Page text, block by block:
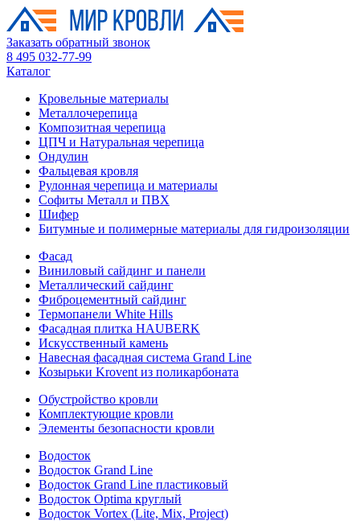
Заказать обратный звонок
8 495 032-77-99
Каталог
Кровельные материалы
Металлочерепица
Композитная черепица
ЦПЧ и Натуральная черепица
Ондулин
Фальцевая кровля
Рулонная черепица и материалы
Софиты Металл и ПВХ
Шифер
Битумные и полимерные материалы для гидроизоляции
Фасад
Виниловый сайдинг и панели
Металлический сайдинг
Фиброцементный сайдинг
Термопанели White Hills
Фасадная плитка HAUBERK
Искусственный камень
Навесная фасадная система Grand Line
Козырьки Krovent из поликарбоната
Обустройство кровли
Комплектующие кровли
Элементы безопасности кровли
Водосток
Водосток Grand Line
Водосток Grand Line пластиковый
Водосток Optima круглый
Водосток Vortex (Lite, Mix, Project)